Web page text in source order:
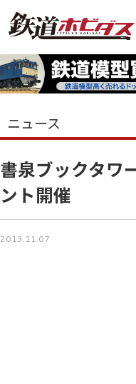
ニュース
書泉ブックタワ
ント開催
2013.11.07